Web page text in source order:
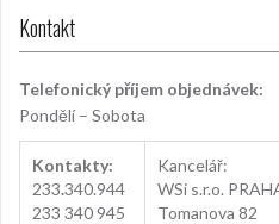
Kontakt
Telefonický příjem objednávek:
Pondělí – Sobota
Kontakty:
233.340.944
233 340 945
Kancelář:
WSi s.r.o.
Tomanova 82